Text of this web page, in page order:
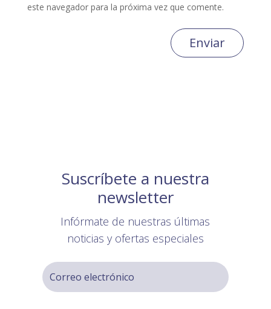
este navegador para la próxima vez que comente.
Enviar
Suscríbete a nuestra
newsletter
Infórmate de nuestras últimas
noticias y ofertas especiales